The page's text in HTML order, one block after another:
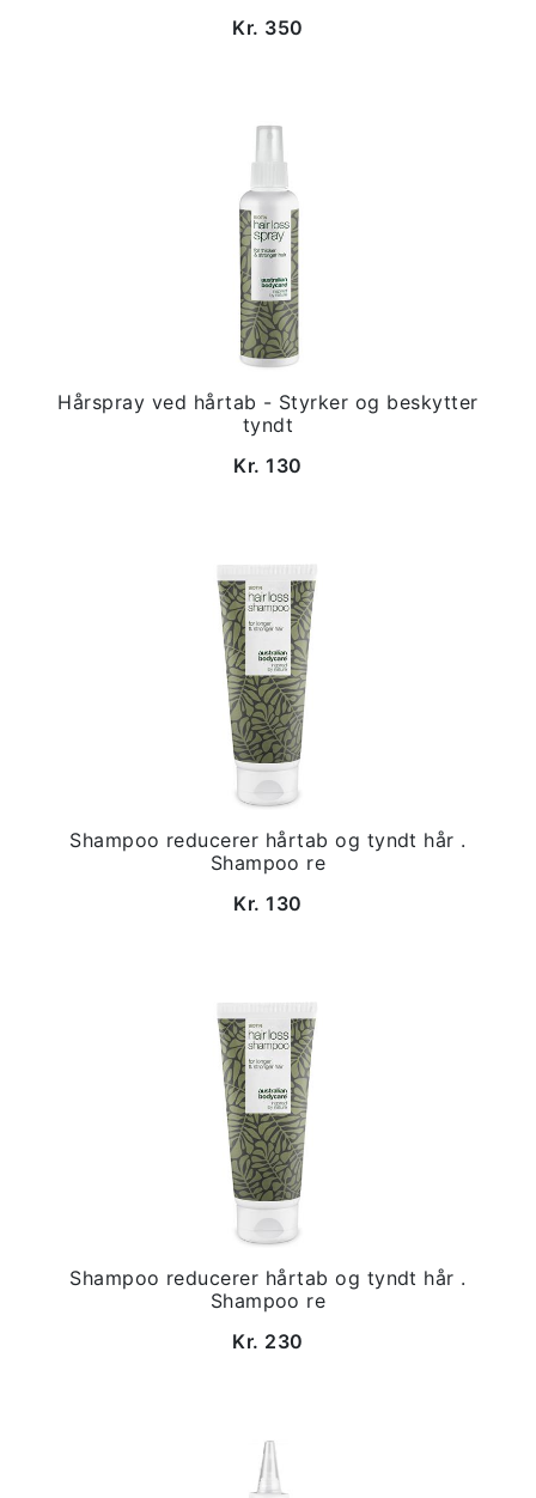
Kr. 350
Hårspray ved hårtab - Styrker og beskytter
tyndt
Kr. 130
Shampoo reducerer hårtab og tyndt hår .
Shampoo re
Kr. 130
Shampoo reducerer hårtab og tyndt hår .
Shampoo re
Kr. 230